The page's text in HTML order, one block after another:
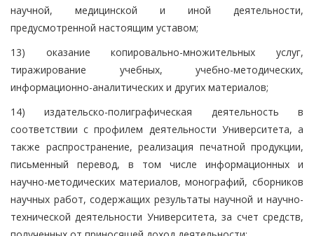
научной, медицинской и иной деятельности,
предусмотренной настоящим уставом;
13) оказание копировально-множительных услуг,
тиражирование учебных, учебно-методических,
информационно-аналитических и других материалов;
14) издательско-полиграфическая деятельность в
соответствии с профилем деятельности Университета, а
также распространение, реализация печатной продукции,
письменный перевод, в том числе информационных и
научно-методических материалов, монографий, сборников
научных работ, содержащих результаты научной и научно-
технической деятельности Университета, за счет средств,